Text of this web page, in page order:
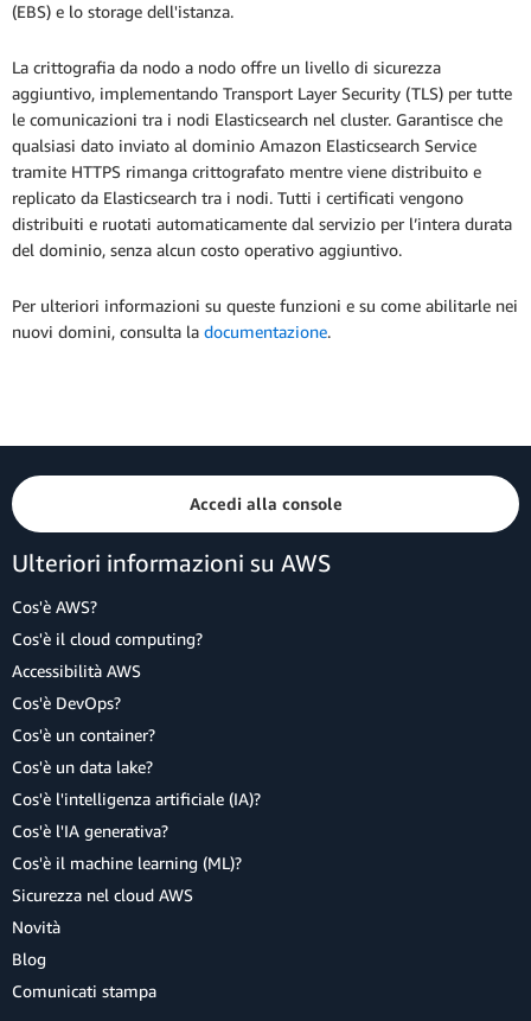
(EBS) e lo storage dell'istanza.
La crittografia da nodo a nodo offre un livello di sicurezza
aggiuntivo, implementando Transport Layer Security (TLS) per tutte
le comunicazioni tra i nodi Elasticsearch nel cluster. Garantisce che
qualsiasi dato inviato al dominio Amazon Elasticsearch Service
tramite HTTPS rimanga crittografato mentre viene distribuito e
replicato da Elasticsearch tra i nodi. Tutti i certificati vengono
distribuiti e ruotati automaticamente dal servizio per l’intera durata
del dominio, senza alcun costo operativo aggiuntivo.
Per ulteriori informazioni su queste funzioni e su come abilitarle nei
nuovi domini, consulta la documentazione.
Accedi alla console
Ulteriori informazioni su AWS
Cos'è AWS?
Cos'è il cloud computing?
Accessibilità AWS
Cos'è DevOps?
Cos'è un container?
Cos'è un data lake?
Cos'è l'intelligenza artificiale (IA)?
Cos'è l'IA generativa?
Cos'è il machine learning (ML)?
Sicurezza nel cloud AWS
Novità
Blog
Comunicati stampa